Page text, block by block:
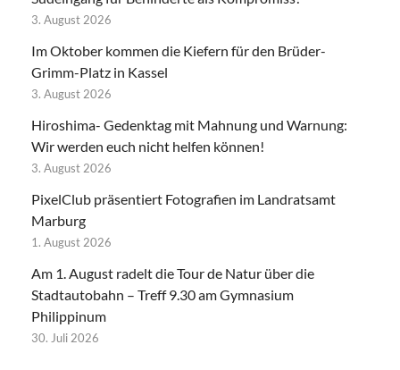
3. August 2026
Im Oktober kommen die Kiefern für den Brüder-
Grimm-Platz in Kassel
3. August 2026
Hiroshima- Gedenktag mit Mahnung und Warnung:
Wir werden euch nicht helfen können!
3. August 2026
PixelClub präsentiert Fotografien im Landratsamt
Marburg
1. August 2026
Am 1. August radelt die Tour de Natur über die
Stadtautobahn – Treff 9.30 am Gymnasium
Philippinum
30. Juli 2026